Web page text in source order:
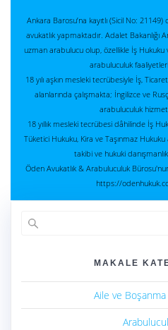
Ankara Barosu’na kayıtlı (Sicil No: 21149)
avukatlık yapmaktadır. Adalet Bakanlığı
uzman arabulucu olup, özellikle İş
arabuluculuk
18 yılı aşkın mesleki tecrübesiyle İş,
alanlarında çalışmakta; İngilizce ve
arabuluculuk
18 yıllık mesleki tecrübesi dâhilinde İş
Tüketici Hukuku, Kira ve Taşınmaz
takibi ve hukuki
Öden Avukatlık & Arabuluculuk
https://
MAKALE
Aile ve